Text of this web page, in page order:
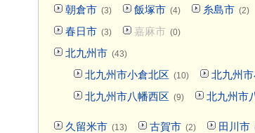
朝倉市 (3) 飯塚市 (4) 糸島市 (2)
春日市 (3) 嘉麻市 (0)
北九州市 (43)
北九州市小倉北区 (10) 北九州
北九州市八幡西区 (9) 北九州市
久留米市 (13) 古賀市 (2) 田川市